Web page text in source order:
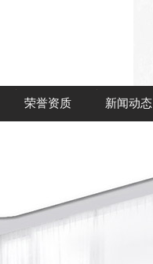
荣誉资质 新闻动态